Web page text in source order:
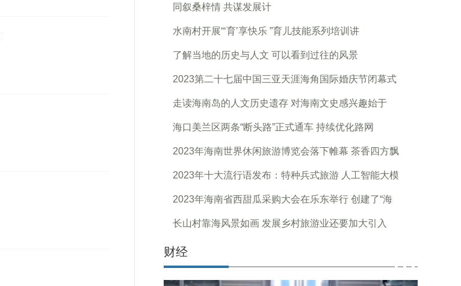
同叙桑梓情 共谋发展计
水南村开展“‘育’享快乐 ”育儿技能系列培训讲
了解当地的历史与人文 可以看到过往的风景
2023第二十七届中国三亚天涯海角国际婚庆节闭幕式
走读海南岛的人文历史遗存 对海南文史感兴趣始于
海口美兰区两条“断头路”正式通车 持续优化路网
2023年海南世界休闲旅游博览会落下帷幕 茶香四方飘
2023年十大流行语发布：特种兵式旅游 人工智能大模
2023年海南省西甜瓜采购大会在乐东举行 创建了“海
长山村靠海风景如画 发展乡村旅游业还要加大引入
财经